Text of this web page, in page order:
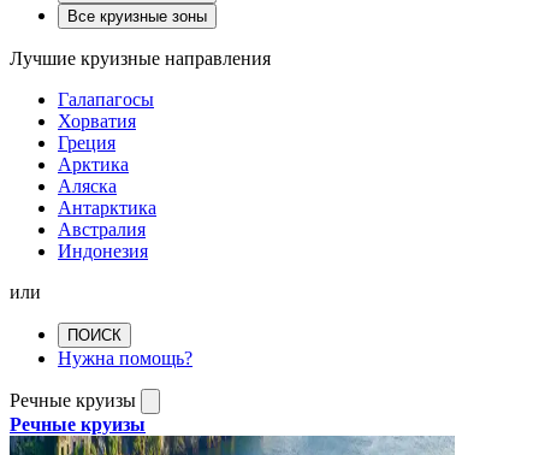
Все круизные зоны
Лучшие круизные направления
Галапагосы
Хорватия
Греция
Арктика
Аляска
Антарктика
Австралия
Индонезия
или
ПОИСК
Нужна помощь?
Речные круизы
Речные круизы